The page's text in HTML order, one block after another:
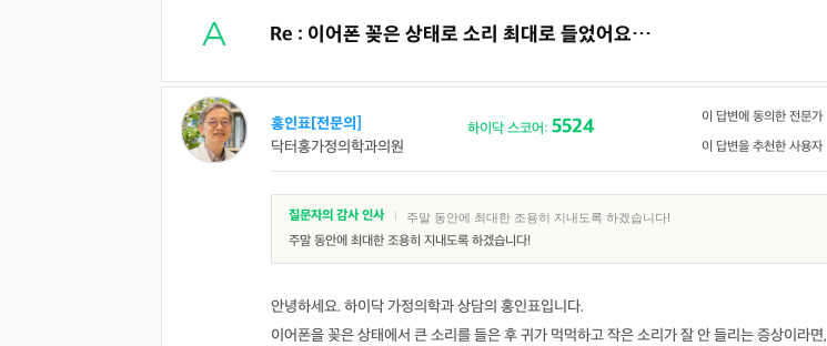
Re : 이어폰 꽂은 상태로 소리 최대로 들었어요…
홍인표[전문의]
닥터홍가정의학과의원
하이닥 스코어: 5524 이 답변에 동의한 전문가
이 답변을 추천한 사용자
질문자의 감사 인사 주말 동안에 최대한 조용히 지내도록 하겠습니다!
주말 동안에 최대한 조용히 지내도록 하겠습니다!
안녕하세요. 하이닥 가정의학과 상담의 홍인표입니다.
이어폰을 꽂은 상태에서 큰 소리를 들은 후 귀가 먹먹하고 작은 소리가 잘 안 들리는 증상이라면,